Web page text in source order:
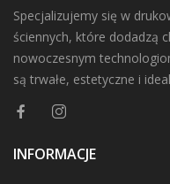
Specjalizujemy się w
ściennych, które dodadzą
nowoczesnym
są trwałe, estetyczne i
INFORMACJE